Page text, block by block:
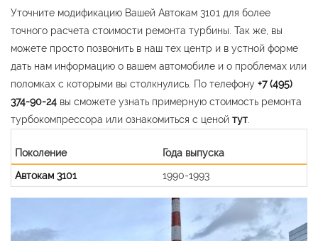
Уточните модификацию Вашей Автокам 3101 для более
точного расчета стоимости ремонта турбины. Так же, вы
можете просто позвонить в наш тех центр и в устной форме
дать нам информацию о вашем автомобиле и о проблемах или
поломках с которыми вы столкнулись. По телефону +7 (495)
374-90-24 вы сможете узнать примерную стоимость ремонта
турбокомпрессора или ознакомиться с ценой тут
Поколение
Года выпуска
Автокам 3101
1990-1993